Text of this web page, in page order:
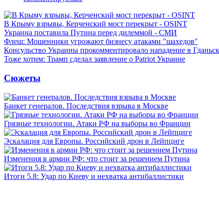
В Крыму взрывы, Керченский мост перекрыт - OSINT
Украина поставила Путина перед дилеммой - СМИ
Флеш: Мошенники угрожают бизнесу атаками "шахедов"
Консульство Украины прокомментировало нападение в
Тоже хотим: Трамп сделал заявление о Patriot Украине
Сюжеты
Банкет генералов. Последствия взрыва в Москве
Грязные технологии. Атаки РФ на выборы во Франции
Эскалация для Европы. Российский дрон в Лейпциге
Изменения в армии РФ: что стоит за решением Путина
Итоги 5.8: Удар по Киеву и нехватка антибаллистики